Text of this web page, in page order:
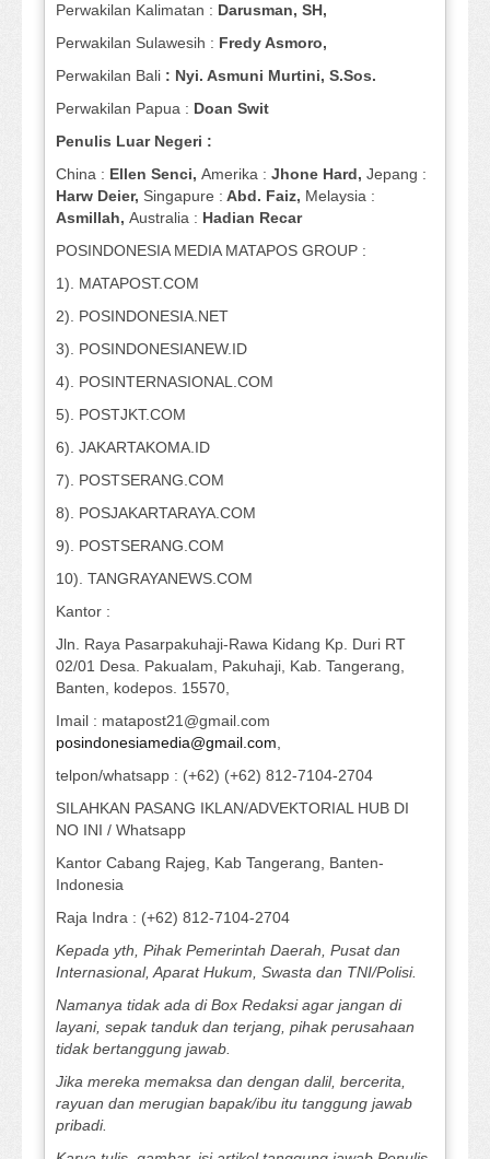
Perwakilan Kalimatan : Darusman, SH,
Perwakilan Sulawesih : Fredy Asmoro,
Perwakilan Bali : Nyi. Asmuni Murtini, S.Sos.
Perwakilan Papua : Doan Swit
Penulis Luar Negeri :
China : Ellen Senci, Amerika : Jhone Hard, Jepang :
Harw Deier, Singapure : Abd. Faiz, Melaysia :
Asmillah, Australia : Hadian Recar
POSINDONESIA MEDIA MATAPOS GROUP :
1). MATAPOST.COM
2). POSINDONESIA.NET
3). POSINDONESIANEW.ID
4). POSINTERNASIONAL.COM
5). POSTJKT.COM
6). JAKARTAKOMA.ID
7). POSTSERANG.COM
8). POSJAKARTARAYA.COM
9). POSTSERANG.COM
10). TANGRAYANEWS.COM
Kantor :
Jln. Raya Pasarpakuhaji-Rawa Kidang Kp. Duri RT
02/01 Desa. Pakualam, Pakuhaji, Kab. Tangerang,
Banten, kodepos. 15570,
Imail : matapost21@gmail.com
posindonesiamedia@gmail.com,
telpon/whatsapp : (+62) (+62) 812-7104-2704
SILAHKAN PASANG IKLAN/ADVEKTORIAL HUB DI
NO INI / Whatsapp
Kantor Cabang Rajeg, Kab Tangerang, Banten-
Indonesia
Raja Indra : (+62) 812-7104-2704
Kepada yth, Pihak Pemerintah Daerah, Pusat dan
Internasional, Aparat Hukum, Swasta dan TNI/Polisi.
Namanya tidak ada di Box Redaksi agar jangan di
layani, sepak tanduk dan terjang, pihak perusahaan
tidak bertanggung jawab.
Jika mereka memaksa dan dengan dalil, bercerita,
rayuan dan merugian bapak/ibu itu tanggung jawab
pribadi.